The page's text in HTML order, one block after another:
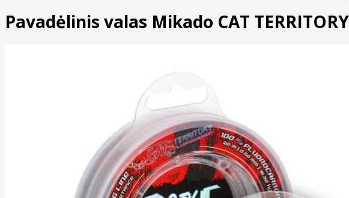
Pavadėlinis valas Mikado CAT